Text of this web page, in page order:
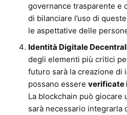
governance trasparente e
di bilanciare l’uso di
le aspettative delle
Identità Digitale
degli elementi più critici
futuro sarà la creazione di
possano essere verificate
La blockchain può giocare
sarà necessario integrarla